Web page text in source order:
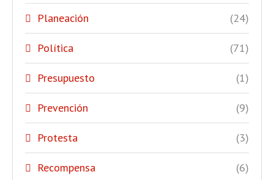
Planeación (24)
Política (71)
Presupuesto (1)
Prevención (9)
Protesta (3)
Recompensa (6)